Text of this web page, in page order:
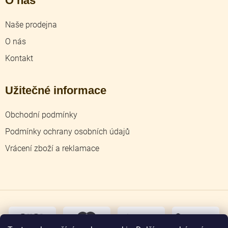
Naše prodejna
O nás
Kontakt
Užitečné informace
Obchodní podmínky
Podmínky ochrany osobních údajů
Vrácení zboží a reklamace